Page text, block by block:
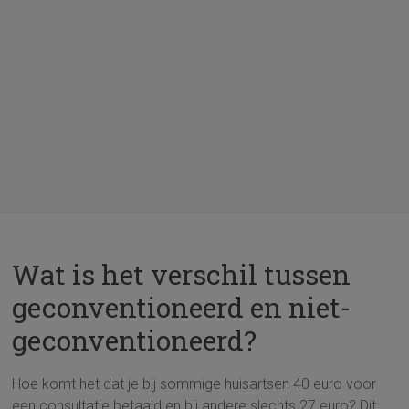
Wat is het verschil tussen
geconventioneerd en niet-
geconventioneerd?
Hoe komt het dat je bij sommige huisartsen 40 euro voor